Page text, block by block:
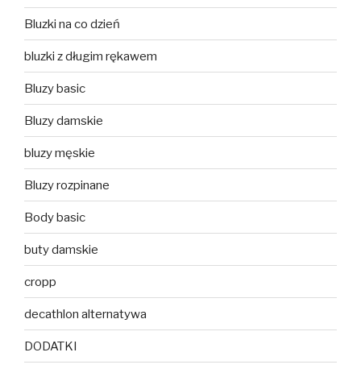
Bluzki na co dzień
bluzki z długim rękawem
Bluzy basic
Bluzy damskie
bluzy męskie
Bluzy rozpinane
Body basic
buty damskie
cropp
decathlon alternatywa
DODATKI